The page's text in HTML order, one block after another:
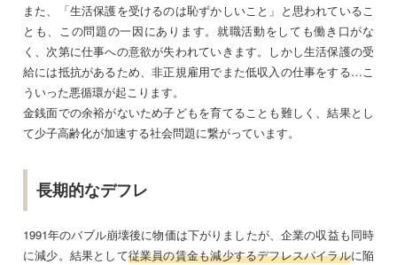
また、「生活保護を受けるのは恥ずかしいこと」と思われているこ
とも、この問題の一因にあります。就職活動をしても働き口がな
く、次第に仕事への意欲が失われていきます。しかし生活保護の受
給には抵抗があるため、非正規雇用でまた低収入の仕事をする…こ
ういった悪循環が起こります。
金銭面での余裕がないため子どもを育てることも難しく、結果とし
て少子高齢化が加速する社会問題に繋がっています。
長期的なデフレ
1991年のバブル崩壊後に物価は下がりましたが、企業の収益も同時
に減少。結果として従業員の賃金も減少するデフレスパイラルに陥